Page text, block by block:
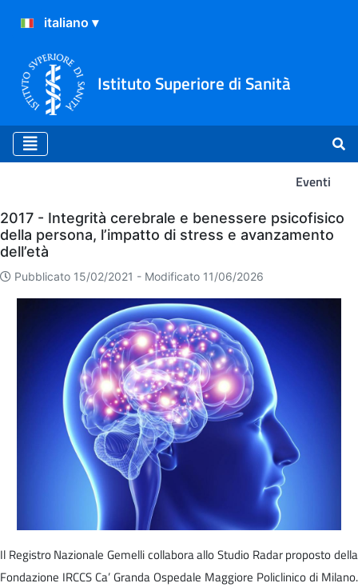
Istituto Superiore di Sanità
Eventi
Eventi
2017 - Integrità cerebrale e benessere psicofisico
della persona, l’impatto di stress e avanzamento
dell’età
Pubblicato 15/02/2021 - Modificato 11/06/2026
Il Registro Nazionale Gemelli collabora allo Studio Radar proposto della
Fondazione IRCCS Ca’ Granda Ospedale Maggiore Policlinico di Milano.